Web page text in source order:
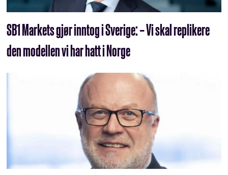
SB1 Markets gjør inntog i Sverige: – Vi skal replikere
den modellen vi har hatt i Norge